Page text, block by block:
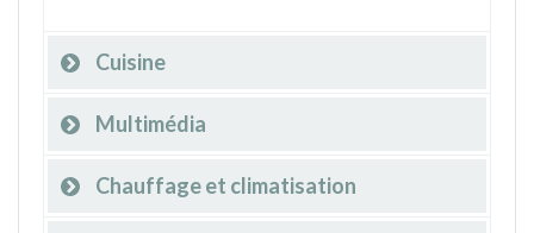
Cuisine
Multimédia
Chauffage et climatisation